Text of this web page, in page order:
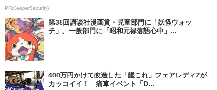
PR(KeeperSecurity)
第38回講談社漫画賞・児童部門に「妖怪ウォッ
チ」、一般部門に「昭和元禄落語心中」...
400万円かけて改造した「艦これ」フェアレディZが
カッコイイ！ 痛車イベント「D...